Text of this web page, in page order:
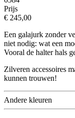
Prijs
€ 245,00
Een galajurk zonder
niet nodig: wat een
Vooral de halter hals
Zilveren accessoires
kunnen trouwen!
Andere kleuren